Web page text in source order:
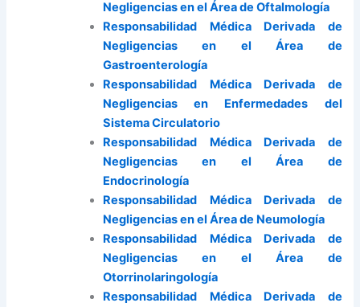
Negligencias en el Área de Oftalmología
Responsabilidad Médica Derivada de
Negligencias en el Área de
Gastroenterología
Responsabilidad Médica Derivada de
Negligencias en Enfermedades del
Sistema Circulatorio
Responsabilidad Médica Derivada de
Negligencias en el Área de
Endocrinología
Responsabilidad Médica Derivada de
Negligencias en el Área de Neumología
Responsabilidad Médica Derivada de
Negligencias en el Área de
Otorrinolaringología
Responsabilidad Médica Derivada de